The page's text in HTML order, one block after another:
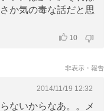
か気の毒な話だと思
10
非表示・報告
2014/11/19 12:32
ないからなあ。。メ